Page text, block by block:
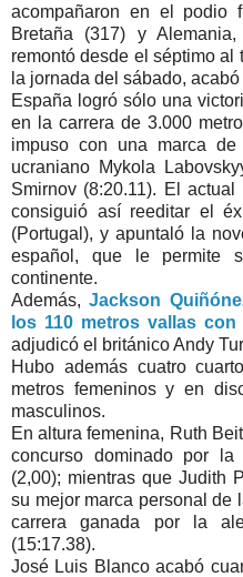
acompañaron en el podio
Bretaña (317) y
remontó desde el séptimo al
la jornada del sábado,
España logró sólo una
en la carrera de 3.000
impuso con una marca
ucraniano Mykola
Smirnov (8:20.11). El
consiguió así reeditar el
(Portugal), y apuntaló la
español, que le permite
continente.
Además,Jackson
los 110 metros vallas con
adjudicó el británico Andy
Hubo además cuatro
metros femeninos y en
masculinos.
En altura femenina, Ruth
concurso dominado por
(2,00); mientras que Judith
su mejor marca personal de
carrera ganada por la
(15:17.38).
José Luis Blanco acabó